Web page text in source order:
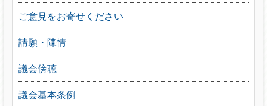
ご意見をお寄せください
請願・陳情
議会傍聴
議会基本条例